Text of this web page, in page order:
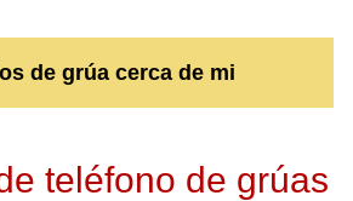
de grúa cerca de mi
teléfono de grúas